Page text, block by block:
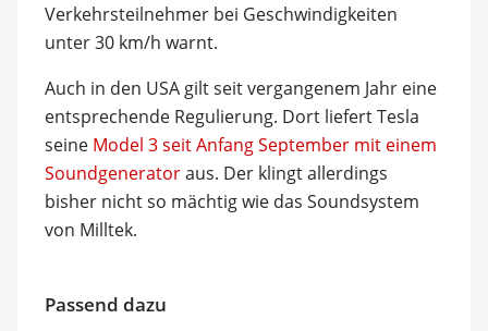
Verkehrsteilnehmer bei Geschwindigkeiten
unter 30 km/h warnt.
Auch in den USA gilt seit vergangenem Jahr eine
entsprechende Regulierung. Dort liefert Tesla
seine Model 3 seit Anfang September mit einem
Soundgeneratoraus. Der klingt allerdings
bisher nicht so mächtig wie das Soundsystem
von Milltek.
Passend dazu